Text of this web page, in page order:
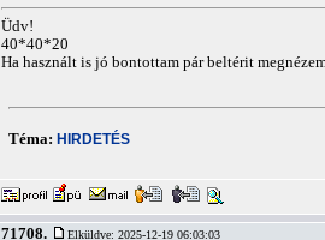
Üdv!
40*40*20
Ha használt is jó bontottam pár beltérit
Téma: HIRDETÉS
71708. Elküldve: 2025-12-19 06:03:03